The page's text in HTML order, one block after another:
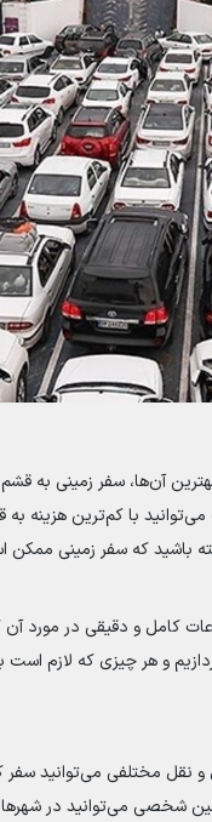
آن‌ها، سفر زمینی به
با کم‌ترین هزینه
باشید که سفر زمینی
کامل و دقیقی در مورد
و هر چیزی که لازم است
و نقل مختلفی می‌توانید
شخصی می‌توانید در